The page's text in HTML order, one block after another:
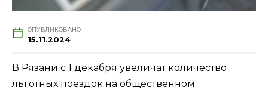
ОПУБЛИКОВАНО
15.11.2024
В Рязани с 1 декабря увеличат количество
льготных поездок на общественном